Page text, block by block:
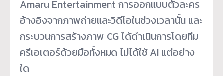
Amaru Entertainment การออกแบบตัวละคร
อ้างอิงจากภาพถ่ายและวิดีโอในช่วงเวลานั้น และ
กระบวนการสร้างภาพ CG ได้ดำเนินการโดยทีม
ครีเอเตอร์ด้วยมือทั้งหมด ไม่ได้ใช้ AI แต่อย่าง
ใด